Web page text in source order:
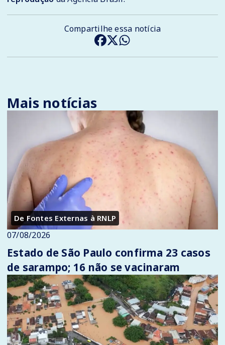
Compartilhe essa notícia
Mais notícias
De Fontes Externas à RNLP
07/08/2026
Estado de São Paulo confirma 23 casos
de sarampo; 16 não se vacinaram